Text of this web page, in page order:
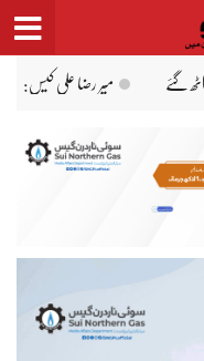
میر رضا کی پہلی پوسٹ